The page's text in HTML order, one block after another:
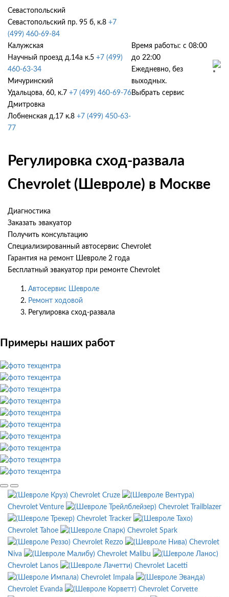
Севастопольский
Севастопольский пр. 95 б, к.8 +7
(499) 460-69-84
Калужская
Научный проезд д.14а к.5 +7 (499)
460-63-34
Мичуринский
Удальцова, 60, к.7 +7 (499) 460-69-76
Дмитровка
Лобненская д.17 к.8 +7 (499) 450-63-
77
Время работы: с 08:00
до 22:00
Ежедневно, без
выходных.
Выбрать сервис
Регулировка сход-развала
Chevrolet (Шевроле) в Москве
Диагностика
Заказать эвакуатор
Получить консультацию
Специализированный автосервис Chevrolet
Гарантия на ремонт Шевроле 2 года
Бесплатный эвакуатор при ремонте Chevrolet
Автосервис Шевроле
Ремонт ходовой
Регулировка сход-развала
Примеры наших работ
Chevrolet Cruze
Chevrolet Venture
Chevrolet Trailblazer
Chevrolet Tracker
Chevrolet Tahoe
Chevrolet Spark
Chevrolet Rezzo
Chevrolet
Niva
Chevrolet Malibu
Chevrolet Lanos
Chevrolet Lacetti
Chevrolet Impala
Chevrolet Evanda
Chevrolet Corvette